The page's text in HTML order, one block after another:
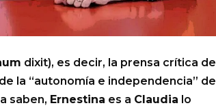
dixit), es decir, la prensa crítica de
la “autonomía e independencia” de
saben, Ernestina es a Claudia lo